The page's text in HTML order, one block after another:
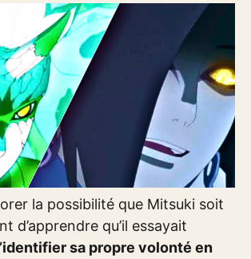
la possibilité que Mitsuki soit
d’apprendre qu’il essayait
sa propre volonté en